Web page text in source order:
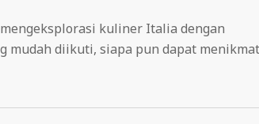
kuliner Italia dengan
mudah diikuti, siapa pun dapat